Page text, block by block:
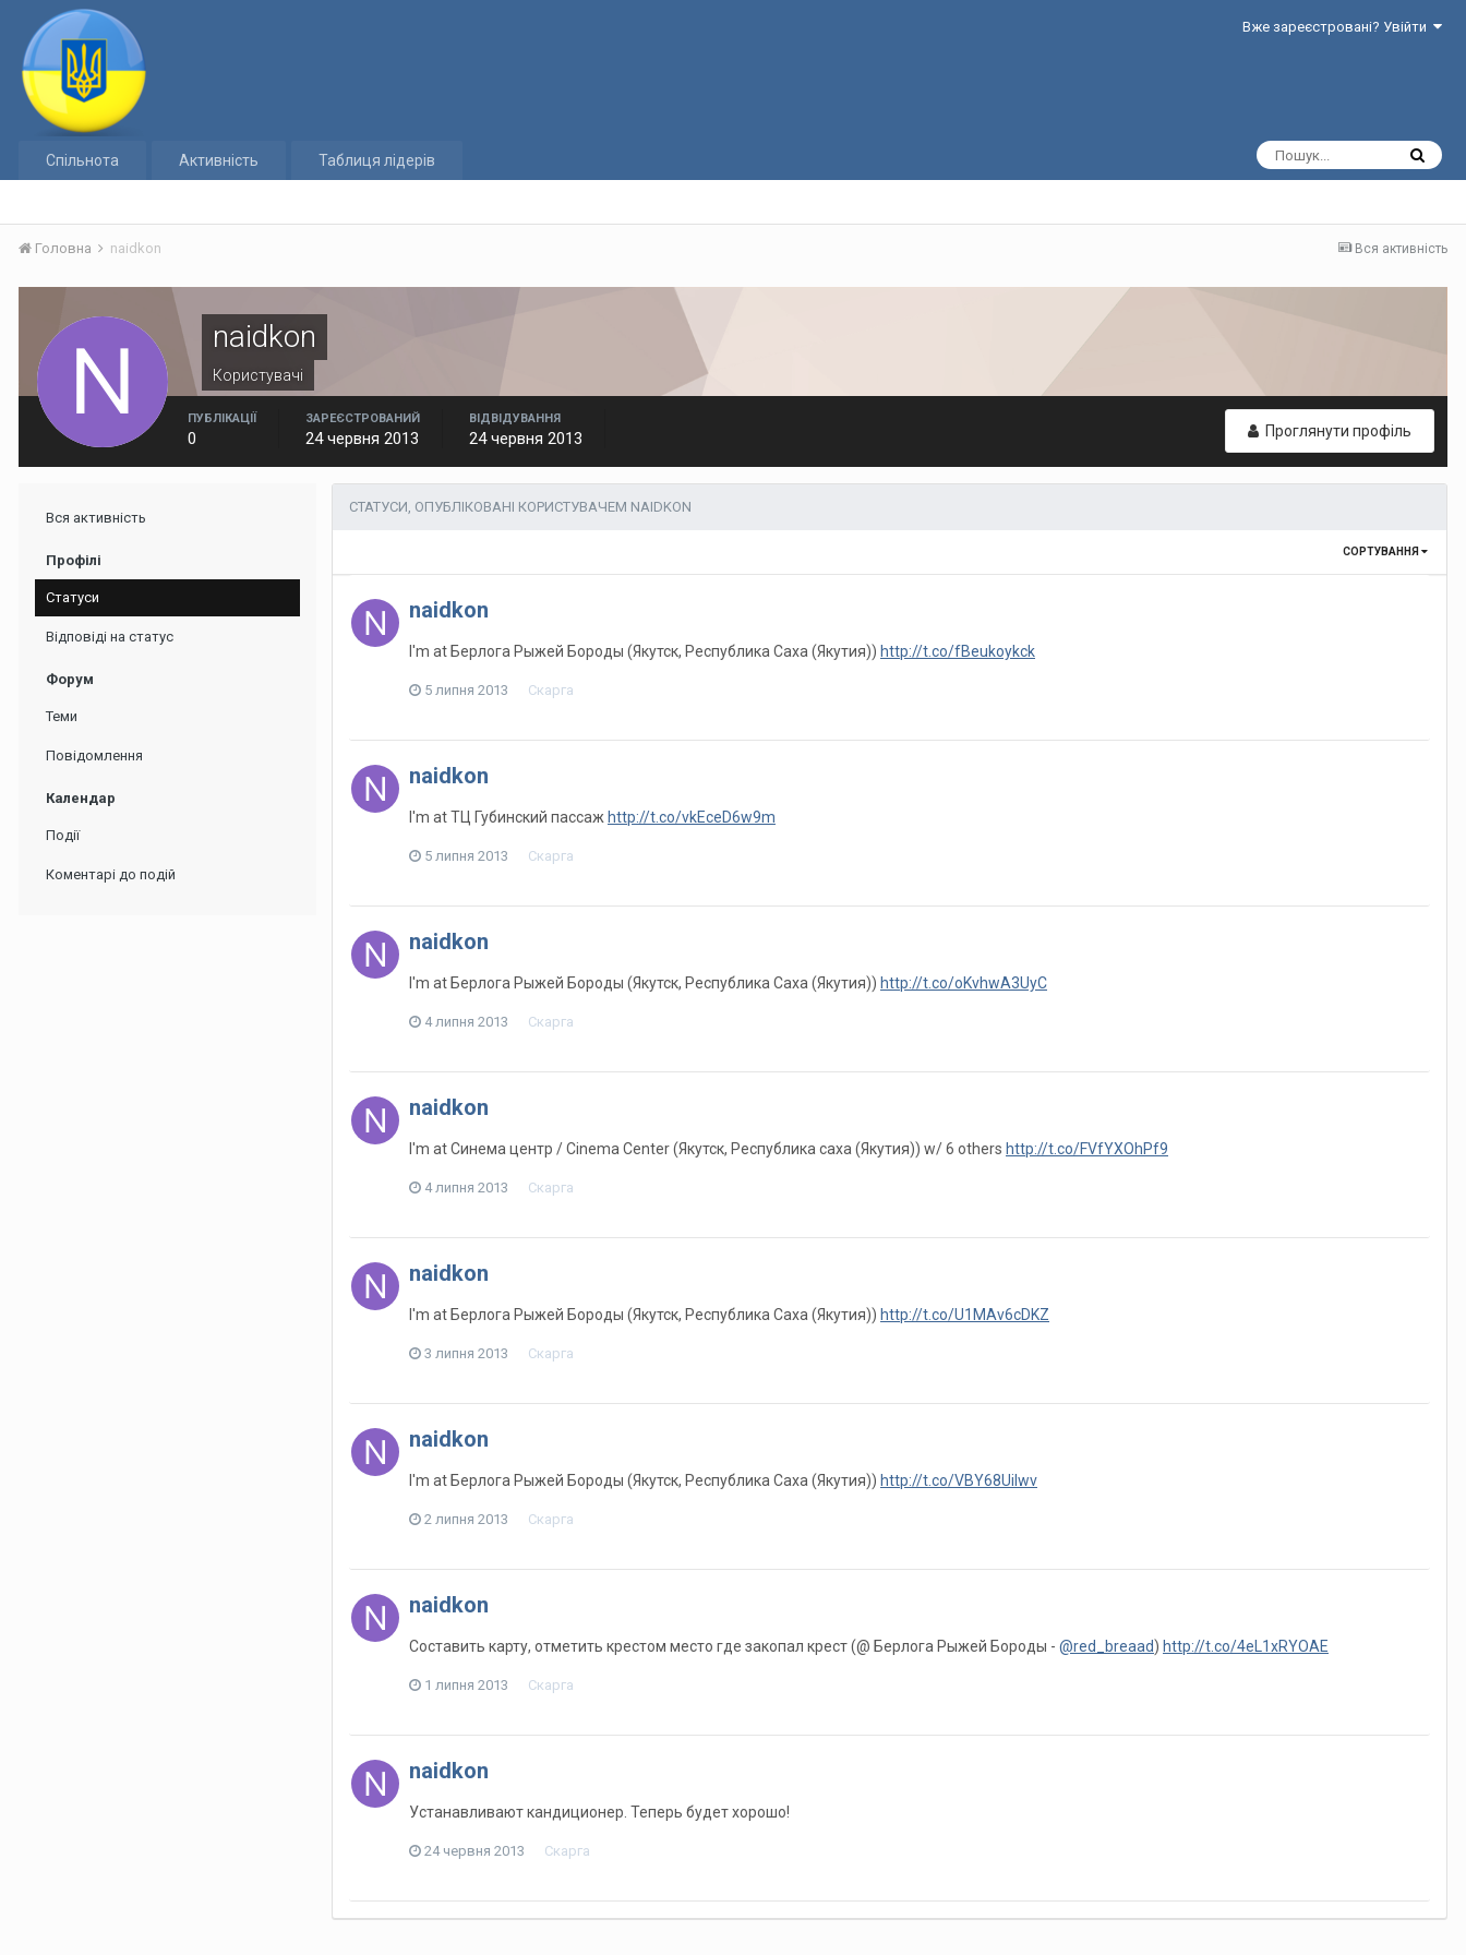
Вже зареєстровані? Увійти
Спільнота Активність Таблиця лідерів
Вся активність
Головна naidkon
naidkon
Користувачі
Проглянути профіль
ПУБЛІКАЦІЇ
0
ЗАРЕЄСТРОВАНИЙ
24 червня 2013
ВІДВІДУВАННЯ
24 червня 2013
Вся активність
Профілі
Статуси
Відповіді на статус
Форум
Теми
Повідомлення
Календар
Події
Коментарі до подій
СТАТУСИ, ОПУБЛІКОВАНІ КОРИСТУВАЧЕМ NAIDKON
СОРТУВАННЯ
naidkon
I'm at Берлога Рыжей Бороды (Якутск, Республика Саха (Якутия)) http://t.co/fBeukoykck
5 липня 2013 Скарга
naidkon
I'm at ТЦ Губинский пассаж http://t.co/vkEceD6w9m
5 липня 2013 Скарга
naidkon
I'm at Берлога Рыжей Бороды (Якутск, Республика Саха (Якутия)) http://t.co/oKvhwA3UyC
4 липня 2013 Скарга
naidkon
I'm at Синема центр / Cinema Center (Якутск, Республика саха (Якутия)) w/ 6 others http://t.co/FVfYXOhPf9
4 липня 2013 Скарга
naidkon
I'm at Берлога Рыжей Бороды (Якутск, Республика Саха (Якутия)) http://t.co/U1MAv6cDKZ
3 липня 2013 Скарга
naidkon
I'm at Берлога Рыжей Бороды (Якутск, Республика Саха (Якутия)) http://t.co/VBY68UiIwv
2 липня 2013 Скарга
naidkon
Составить карту, отметить крестом место где закопал крест (@ Берлога Рыжей Бороды - @red_breaad) http://t.co/4eL1xRYOAE
1 липня 2013 Скарга
naidkon
Устанавливают кандиционер. Теперь будет хорошо!
24 червня 2013 Скарга